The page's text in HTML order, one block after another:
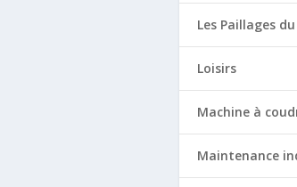
Les Paillages
Loisirs
Machine à
Maintenance